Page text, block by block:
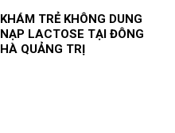
KHÁM TRẺ KHÔNG DUNG
NẠP LACTOSE TẠI ĐÔNG
HÀ QUẢNG TRỊ